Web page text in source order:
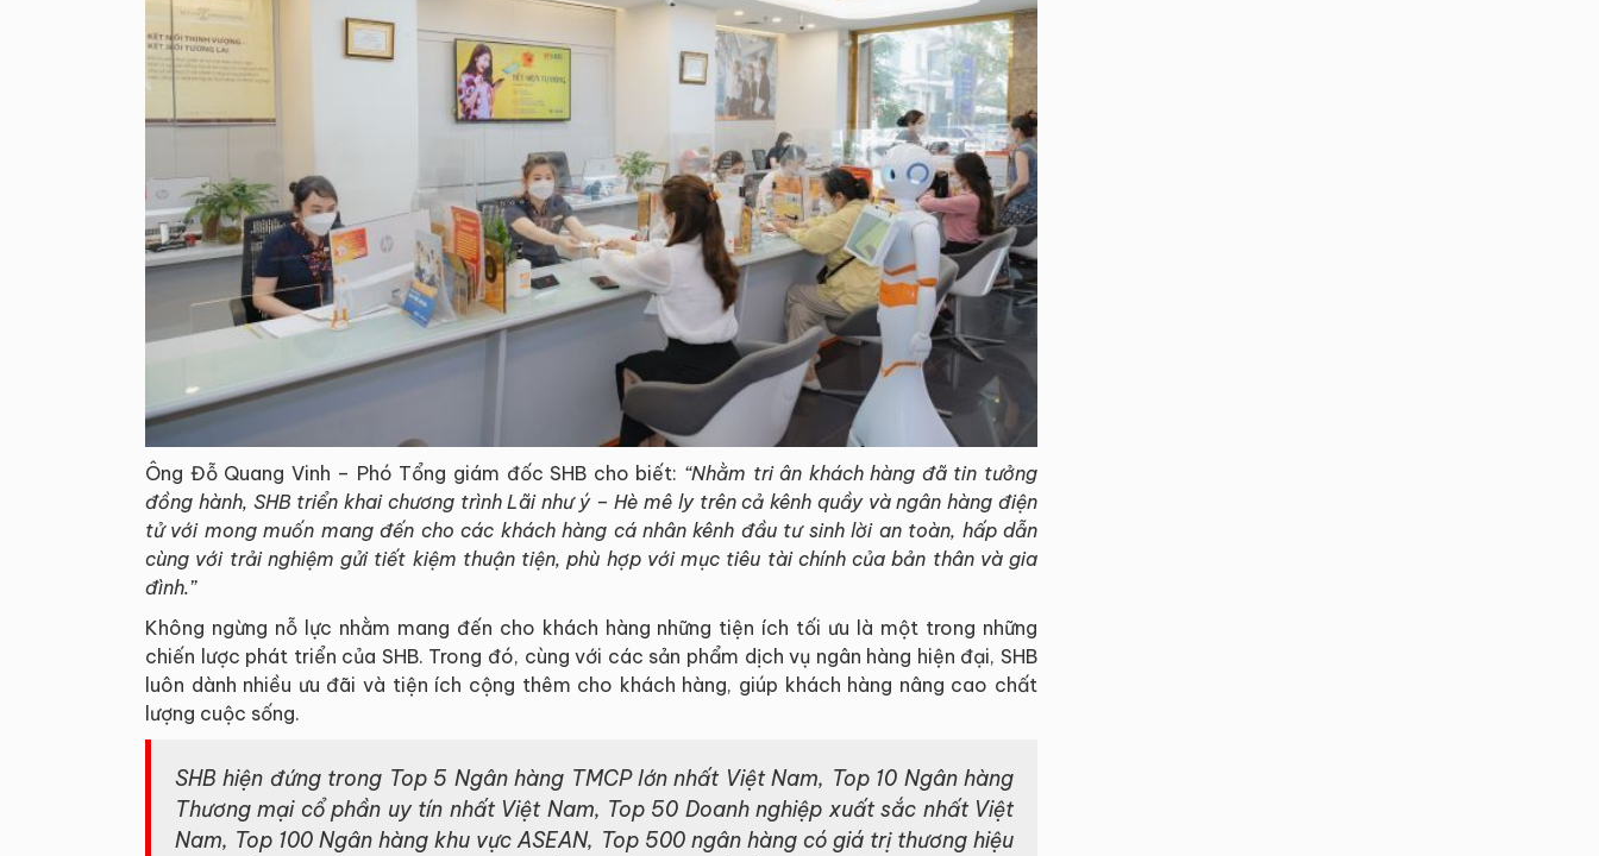
Ông Đỗ Quang Vinh – Phó Tổng giám đốc SHB cho biết: “Nhằm tri ân khách hàng đã tin tưởng
đồng hành, SHB triển khai chương trình Lãi như ý – Hè mê ly trên cả kênh quầy và ngân hàng điện
tử với mong muốn mang đến cho các khách hàng cá nhân kênh đầu tư sinh lời an toàn, hấp dẫn
cùng với trải nghiệm gửi tiết kiệm thuận tiện, phù hợp với mục tiêu tài chính của bản thân và gia
đình.”
Không ngừng nỗ lực nhằm mang đến cho khách hàng những tiện ích tối ưu là một trong những
chiến lược phát triển của SHB. Trong đó, cùng với các sản phẩm dịch vụ ngân hàng hiện đại, SHB
luôn dành nhiều ưu đãi và tiện ích cộng thêm cho khách hàng, giúp khách hàng nâng cao chất
lượng cuộc sống.
SHB hiện đứng trong Top 5 Ngân hàng TMCP lớn nhất Việt Nam, Top 10 Ngân hàng
Thương mại cổ phần uy tín nhất Việt Nam, Top 50 Doanh nghiệp xuất sắc nhất Việt
Nam, Top 100 Ngân hàng khu vực ASEAN, Top 500 ngân hàng có giá trị thương hiệu